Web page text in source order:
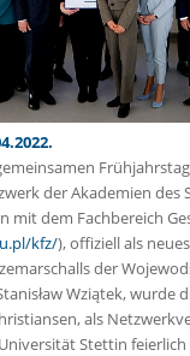
der Akademien des
mit dem Fachbereich
kfz/), offiziell als
der
Wziątek, wurde
als
Stettin feierlich